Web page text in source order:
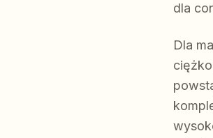
dla
Dla